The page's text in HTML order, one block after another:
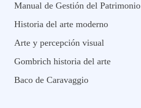
Manual de Gestión del Patrimonio
Historia del arte moderno
Arte y percepción visual
Gombrich historia del arte
Baco de Caravaggio